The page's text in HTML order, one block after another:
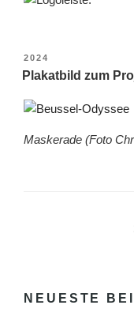
VERÖFFENTLICHT
AM
2024
Plakatbild zum
Maskerade (Foto
NEUESTE